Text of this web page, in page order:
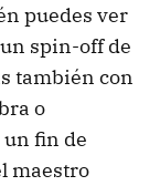
puedes ver
spin-off de
también con
o
fin de
maestro